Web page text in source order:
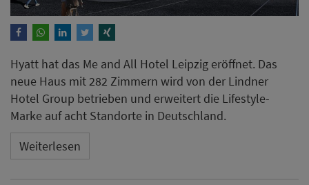
Hyatt hat das Me and All Hotel Leipzig eröffnet. Das
neue Haus mit 282 Zimmern wird von der Lindner
Hotel Group betrieben und erweitert die Lifestyle-
Marke auf acht Standorte in Deutschland.
Weiterlesen